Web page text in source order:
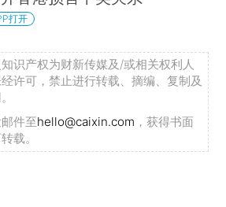
打开
识产权为财新传媒及/或相关权利人
许可，禁止进行转载、摘编、复制及
件至hello@caixin.com ，获得书面
载。